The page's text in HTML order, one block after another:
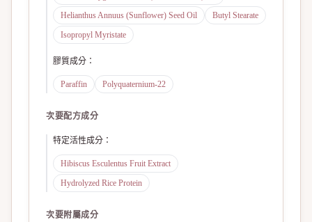
Helianthus Annuus (Sunflower) Seed Oil
Butyl Stearate
Isopropyl Myristate
膠質成分 ：
Paraffin Polyquaternium-22
次要配方成分
特定活性成分 ：
Hibiscus Esculentus Fruit Extract
Hydrolyzed Rice Protein
次要附屬成分